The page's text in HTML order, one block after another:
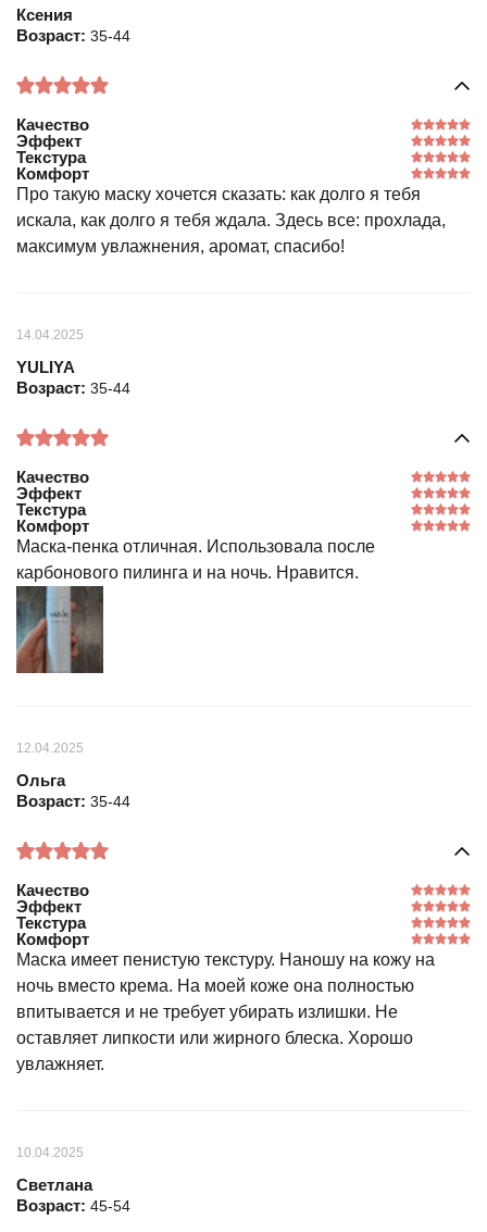
Ксения
Возраст: 35-44
Качество
Эффект
Текстура
Комфорт
Про такую маску хочется сказать: как долго я тебя
искала, как долго я тебя ждала. Здесь все: прохлада,
максимум увлажнения, аромат, спасибо!
14.04.2025
YULIYA
Возраст: 35-44
Качество
Эффект
Текстура
Комфорт
Маска-пенка отличная. Использовала после
карбонового пилинга и на ночь. Нравится.
12.04.2025
Ольга
Возраст: 35-44
Качество
Эффект
Текстура
Комфорт
Маска имеет пенистую текстуру. Наношу на кожу на
ночь вместо крема. На моей коже она полностью
впитывается и не требует убирать излишки. Не
оставляет липкости или жирного блеска. Хорошо
увлажняет.
10.04.2025
Светлана
Возраст: 45-54